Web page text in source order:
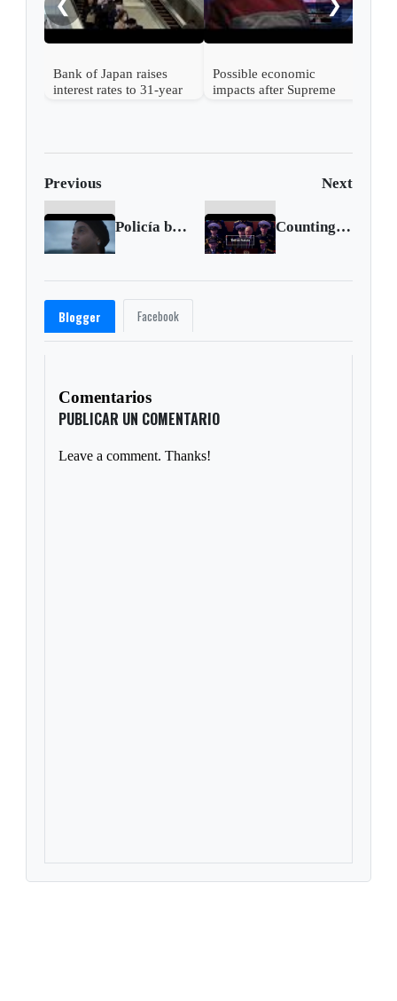
❮
Bank of Japan raises
interest rates to 31-year
Possible economic
impacts after Supreme
❯
Previous Next
Policía brasileña tendrá que llevar a Ronaldinho a declarar sobre presuntas estafas con bitcoin Counting the cost of Russia's war in Ukraine
Blogger Facebook
Comentarios
PUBLICAR UN COMENTARIO
Leave a comment. Thanks!